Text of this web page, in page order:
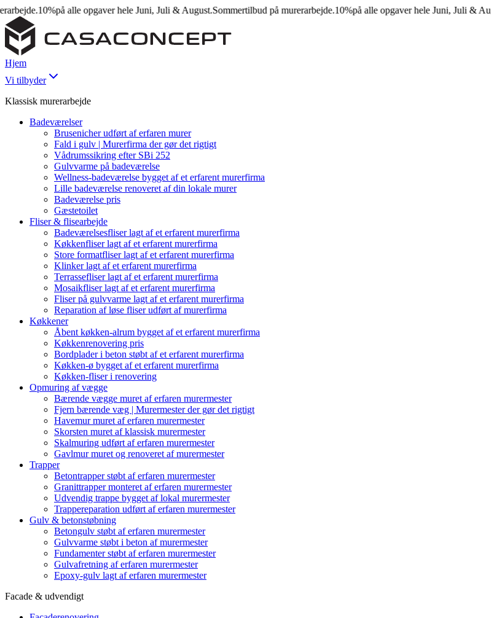
10%på alle opgaver hele Juni, Juli & August.Sommertilbud på murerarbejde.10%på alle opgaver hele Juni, Juli & August.
Hjem
Vi tilbyder
Klassisk murerarbejde
Badeværelser
Brusenicher udført af erfaren murer
Fald i gulv | Murerfirma der gør det rigtigt
Vådrumssikring efter SBi 252
Gulvvarme på badeværelse
Wellness-badeværelse bygget af et erfarent murerfirma
Lille badeværelse renoveret af din lokale murer
Badeværelse pris
Gæstetoilet
Fliser & flisearbejde
Badeværelsesfliser lagt af et erfarent murerfirma
Køkkenfliser lagt af et erfarent murerfirma
Store formatfliser lagt af et erfarent murerfirma
Klinker lagt af et erfarent murerfirma
Terrassefliser lagt af et erfarent murerfirma
Mosaikfliser lagt af et erfarent murerfirma
Fliser på gulvvarme lagt af et erfarent murerfirma
Reparation af løse fliser udført af murerfirma
Køkkener
Åbent køkken-alrum bygget af et erfarent murerfirma
Køkkenrenovering pris
Bordplader i beton støbt af et erfarent murerfirma
Køkken-ø bygget af et erfarent murerfirma
Køkken-fliser i renovering
Opmuring af vægge
Bærende vægge muret af erfaren murermester
Fjern bærende væg | Murermester der gør det rigtigt
Havemur muret af erfaren murermester
Skorsten muret af klassisk murermester
Skalmuring udført af erfaren murermester
Gavlmur muret og renoveret af murermester
Trapper
Betontrapper støbt af erfaren murermester
Granittrapper monteret af erfaren murermester
Udvendig trappe bygget af lokal murermester
Trappereparation udført af erfaren murermester
Gulv & betonstøbning
Betongulv støbt af erfaren murermester
Gulvvarme støbt i beton af murermester
Fundamenter støbt af erfaren murermester
Gulvafretning af erfaren murermester
Epoxy-gulv lagt af erfaren murermester
Facade & udvendigt